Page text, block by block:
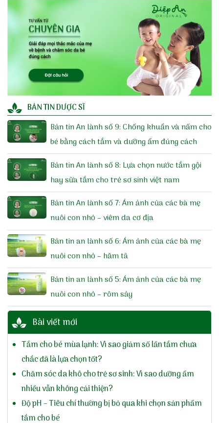
BẢN TIN DƯỢC SĨ
Bản tin An lành số 9: Chống khuẩn và nấm cho
bé bằng cách tắm và dưỡng ẩm đúng cách
Bản tin An lành số 8: Lựa chọn nước tắm gội
hay sữa tắm cho trẻ sơ sinh việt nam
Bản tin An lành số 7: Ám ảnh của các bà mẹ
nuôi con nhỏ – viêm da cơ địa
Bản tin an lành số 6: Ám ảnh của các bà mẹ
nuôi con nhỏ – hăm tã
Bản tin an lành số 5: Ám ảnh của các bà mẹ
nuôi con nhỏ – rôm sảy
Bài viết mới
Tắm cho bé mùa lạnh: Vì sao giảm số lần tắm chưa
chắc đã là lựa chọn tốt?
Chăm sóc da khô cho trẻ sơ sinh: Vì sao dưỡng ẩm
nhiều vẫn không cải thiện?
Độ pH – Tiêu chí thường bị bỏ qua khi chọn sản phẩm
tắm cho bé